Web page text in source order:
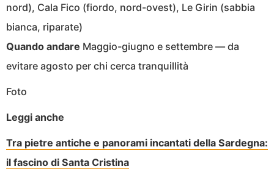
nord), Cala Fico (fiordo, nord-ovest), Le Girin (sabbia
bianca, riparate)
Quando andare Maggio-giugno e settembre — da
evitare agosto per chi cerca tranquillità
Foto
Leggi anche
Tra pietre antiche e panorami incantati della Sardegna:
il fascino di Santa Cristina